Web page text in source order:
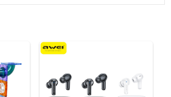
美与健生活博览 2026 (香港会议展
- 15.08.2026
中医药及健康产品会议 2026 (香港
心)